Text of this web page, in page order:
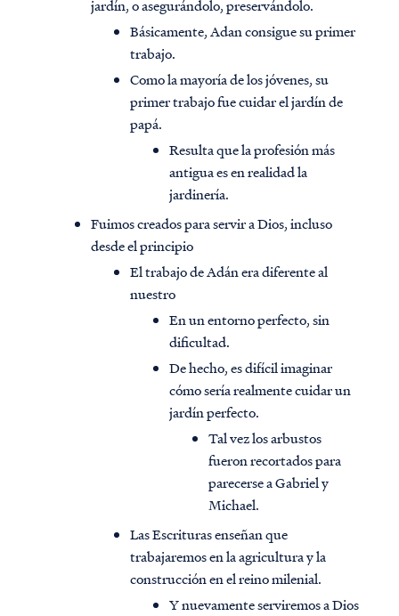
jardín, o asegurándolo, preservándolo.
Básicamente, Adan consigue su primer
trabajo.
Como la mayoría de los jóvenes, su
primer trabajo fue cuidar el jardín de
papá.
Resulta que la profesión más
antigua es en realidad la
jardinería.
Fuimos creados para servir a Dios, incluso
desde el principio
El trabajo de Adán era diferente al
nuestro
En un entorno perfecto, sin
dificultad.
De hecho, es difícil imaginar
cómo sería realmente cuidar un
jardín perfecto.
Tal vez los arbustos
fueron recortados para
parecerse a Gabriel y
Michael.
Las Escrituras enseñan que
trabajaremos en la agricultura y la
construcción en el reino milenial.
Y nuevamente serviremos a Dios